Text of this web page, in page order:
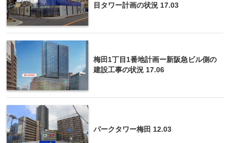
目タワー計画の状況 17.03
梅田1丁目1番地計画ー新阪急ビル側の
建設工事の状況 17.06
パークタワー梅田 12.03